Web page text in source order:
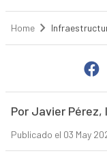
Home
Por Javier Pérez,
Publicado el 03 May